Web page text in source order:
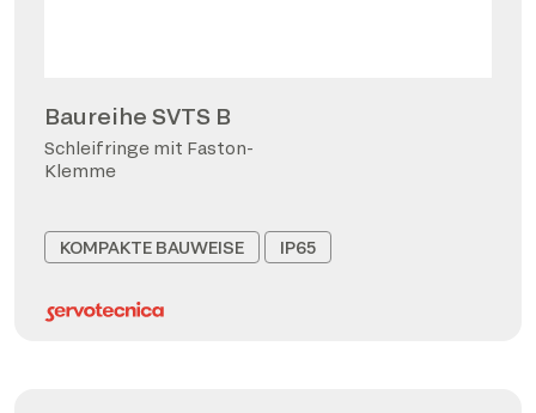
Baureihe SVTS B
Schleifringe mit Faston-
Klemme
KOMPAKTE BAUWEISE IP65